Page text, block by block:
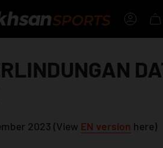
2023 (View EN version here)